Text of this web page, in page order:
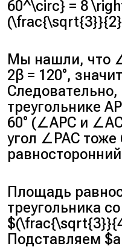
60^\circ} = 8
Мы нашли, что
2β = 120°,
Следовательно,
треугольнике
60° (∠APC и
угол ∠PAC тоже
Площадь
треугольника
Подставляем